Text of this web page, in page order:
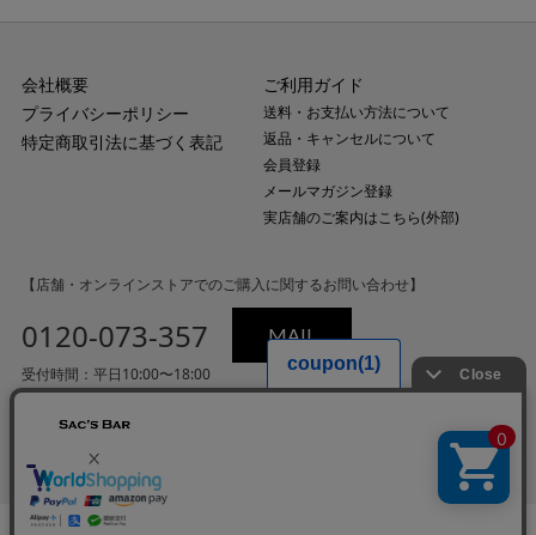
会社概要
プライバシーポリシー
特定商取引法に基づく表記
ご利用ガイド
送料・お支払い方法について
返品・キャンセルについて
会員登録
メールマガジン登録
実店舗のご案内はこちら(外部)
【店舗・オンラインストアでのご購入に関するお問い合わせ】
0120-073-357 MAIL
受付時間：平日10:00〜18:00
（土・日・祝日・年末年始を除く）